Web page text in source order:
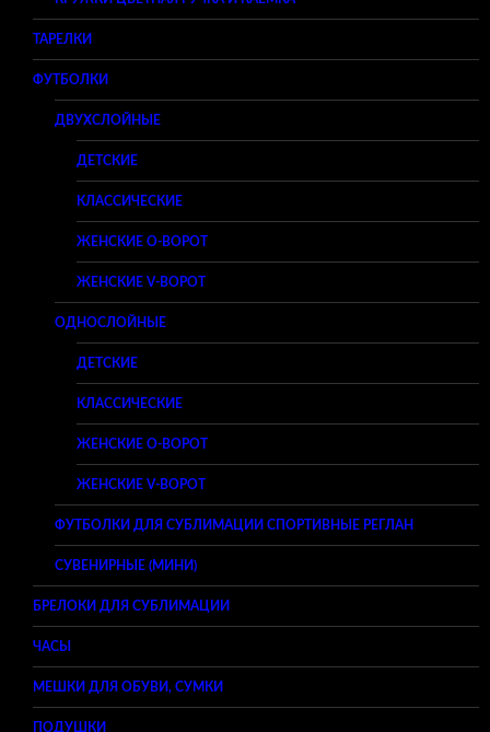
ТАРЕЛКИ
ФУТБОЛКИ
ДВУХСЛОЙНЫЕ
ДЕТСКИЕ
КЛАССИЧЕСКИЕ
ЖЕНСКИЕ O-ВОРОТ
ЖЕНСКИЕ V-ВОРОТ
ОДНОСЛОЙНЫЕ
ДЕТСКИЕ
КЛАССИЧЕСКИЕ
ЖЕНСКИЕ O-ВОРОТ
ЖЕНСКИЕ V-ВОРОТ
ФУТБОЛКИ ДЛЯ СУБЛИМАЦИИ СПОРТИВНЫЕ РЕГЛАН
СУВЕНИРНЫЕ (МИНИ)
БРЕЛОКИ ДЛЯ СУБЛИМАЦИИ
ЧАСЫ
МЕШКИ ДЛЯ ОБУВИ, СУМКИ
ПОДУШКИ